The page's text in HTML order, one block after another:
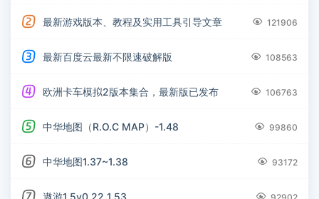
最新游戏版本、教程及实用工具引导文章  121906
最新百度云最新不限速破解版  108563
欧洲卡车模拟2版本集合，最新版已发布  106763
中华地图（R.O.C MAP）-1.48  99860
中华地图1.37~1.38  93172
遨游1.5v0.22 1.53 